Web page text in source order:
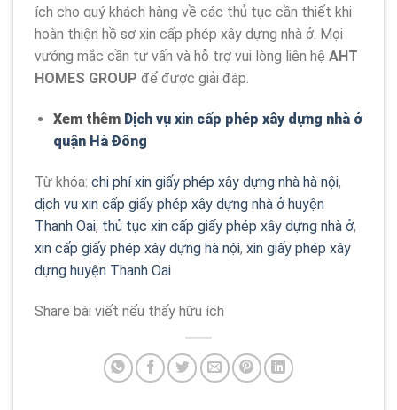
ích cho quý khách hàng về các thủ tục cần thiết khi
hoàn thiện hồ sơ xin cấp phép xây dựng nhà ở. Mọi
vướng mắc cần tư vấn và hỗ trợ vui lòng liên hệ AHT
HOMES GROUP để được giải đáp.
Xem thêm Dịch vụ xin cấp phép xây dựng nhà ở
quận Hà Đông
Từ khóa: chi phí xin giấy phép xây dựng nhà hà nội,
dịch vụ xin cấp giấy phép xây dựng nhà ở huyện
Thanh Oai, thủ tục xin cấp giấy phép xây dựng nhà ở,
xin cấp giấy phép xây dựng hà nội, xin giấy phép xây
dựng huyện Thanh Oai
Share bài viết nếu thấy hữu ích